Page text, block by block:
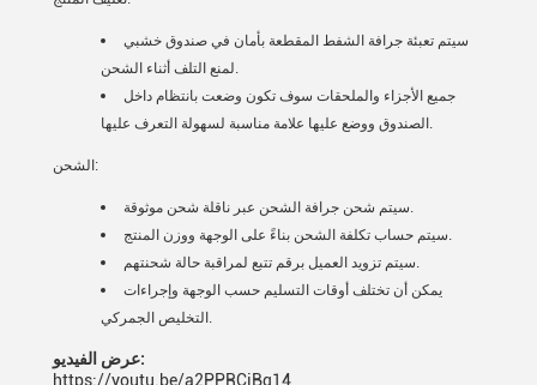
سيتم تعبئة جرافة الشفط المقطعة بأمان في صندوق خشبي
لمنع التلف أثناء الشحن.
جميع الأجزاء والملحقات سوف تكون وضعت بانتظام داخل
الصندوق ووضع عليها علامة مناسبة لسهولة التعرف عليها.
الشحن:
سيتم شحن جرافة الشحن عبر ناقلة شحن موثوقة.
سيتم حساب تكلفة الشحن بناءً على الوجهة ووزن المنتج.
سيتم تزويد العميل برقم تتبع لمراقبة حالة شحنتهم.
يمكن أن تختلف أوقات التسليم حسب الوجهة وإجراءات
التخليص الجمركي.
عرض الفيديو:
https://youtu.be/a2PPRCiBq14